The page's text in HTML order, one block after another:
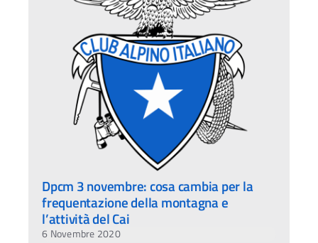
Dpcm 3 novembre: cosa cambia per la
frequentazione della montagna e
l’attività del Cai
6 Novembre 2020